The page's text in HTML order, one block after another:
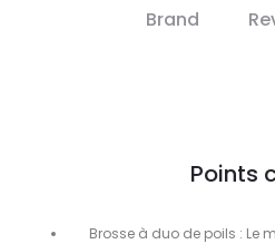
Brand
Points
Brosse à duo de poils : Le